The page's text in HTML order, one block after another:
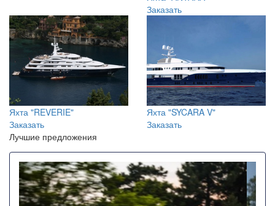
Яхта "ANTARA"
Заказать
Яхта "REVERIE"
Заказать
Яхта "SYCARA V"
Лучшие предложения
Назад